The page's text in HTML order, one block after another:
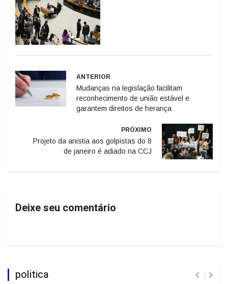
ANTERIOR
Mudanças na legislação facilitam
reconhecimento de união estável e
garantem direitos de herança
PRÓXIMO
Projeto da anistia aos golpistas do 8
de janeiro é adiado na CCJ
Deixe seu comentário
politica